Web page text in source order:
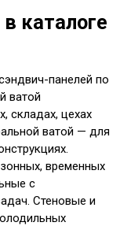
каталоге
панелей по
ватой
складах, цехах
ватой — для
временных
с
Стеновые и